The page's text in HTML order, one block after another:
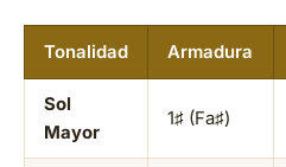
Tonalidad Armadura
Sol
Mayor
1♯ (Fa♯)